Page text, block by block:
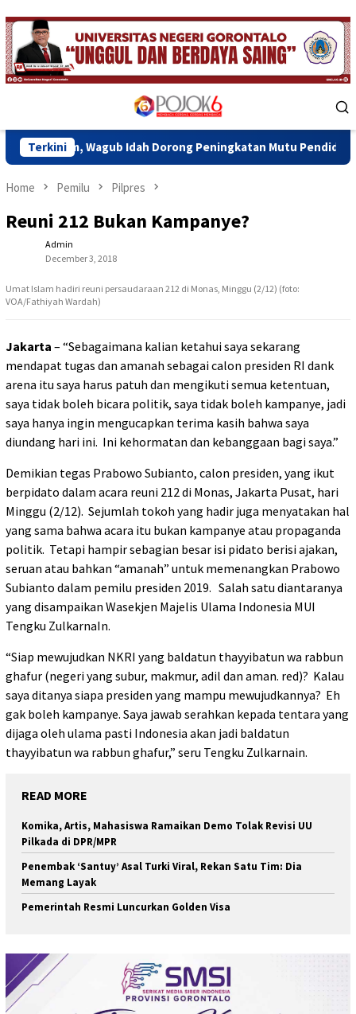
Skip
to
content
Menu
Terkini
Idah Dorong Peningkatan Mutu Pendidikan dan Karakter
Home Pemilu Pilpres
Reuni 212 Bukan Kampanye?
Admin
December 3, 2018
Umat Islam hadiri reuni persaudaraan 212 di Monas, Minggu (2/12) (foto:
VOA/Fathiyah Wardah)
Jakarta – “Sebagaimana kalian ketahui saya sekarang
mendapat tugas dan amanah sebagai calon presiden RI dank
arena itu saya harus patuh dan mengikuti semua ketentuan,
saya tidak boleh bicara politik, saya tidak boleh kampanye, jadi
saya hanya ingin mengucapkan terima kasih bahwa saya
diundang hari ini. Ini kehormatan dan kebanggaan bagi saya.”
Demikian tegas Prabowo Subianto, calon presiden, yang ikut
berpidato dalam acara reuni 212 di Monas, Jakarta Pusat, hari
Minggu (2/12). Sejumlah tokoh yang hadir juga menyatakan hal
yang sama bahwa acara itu bukan kampanye atau propaganda
politik. Tetapi hampir sebagian besar isi pidato berisi ajakan,
seruan atau bahkan “amanah” untuk memenangkan Prabowo
Subianto dalam pemilu presiden 2019. Salah satu diantaranya
yang disampaikan Wasekjen Majelis Ulama Indonesia MUI
Tengku ZulkarnaIn.
“Siap mewujudkan NKRI yang baldatun thayyibatun wa rabbun
ghafur (negeri yang subur, makmur, adil dan aman. red)? Kalau
saya ditanya siapa presiden yang mampu mewujudkannya? Eh
gak boleh kampanye. Saya jawab serahkan kepada tentara yang
dijaga oleh ulama pasti Indonesia akan jadi baldatun
thayyibatun wa rabbun ghafur,” seru Tengku Zulkarnain.
READ MORE
Komika, Artis, Mahasiswa Ramaikan Demo Tolak Revisi UU
Pilkada di DPR/MPR
Penembak ‘Santuy’ Asal Turki Viral, Rekan Satu Tim: Dia
Memang Layak
Pemerintah Resmi Luncurkan Golden Visa